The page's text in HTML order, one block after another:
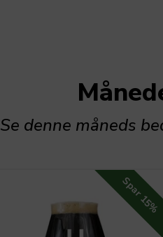
Se denne måneds
Spar
15%